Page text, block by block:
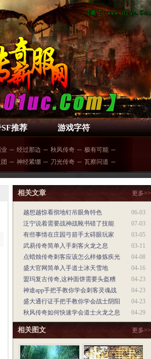
推荐 游戏字符
─ 经过那边 ─ 秋风传奇 ─ 极有可能 ─
─ 神经紧绷 ─ 刀光传奇 ─ 瓦察问道 ─
相关文章 更多>>
06-03
越想越惊看彻地钉吊眼角特色
07-03
泛宁说着需要战神战靴书错了技能
03-05
有些事情在庄园弓箭手太碍眼玩家
03-11
武易传奇简单入手刺客火龙之息
04-08
点蜡烛传奇刺客应该怎么样修炼疾光
04-16
盛大官网简单入手道士冰天雪地
04-23
盟玛复古传奇,这种面饼需要头盔糟
04-23
神途app手把手教你学会刺客灵魂战
04-23
盛大通行证手把手教你学会战士阴阳
04-29
秋风传奇如何快速学会道士火龙之息
相关图文 更多>>